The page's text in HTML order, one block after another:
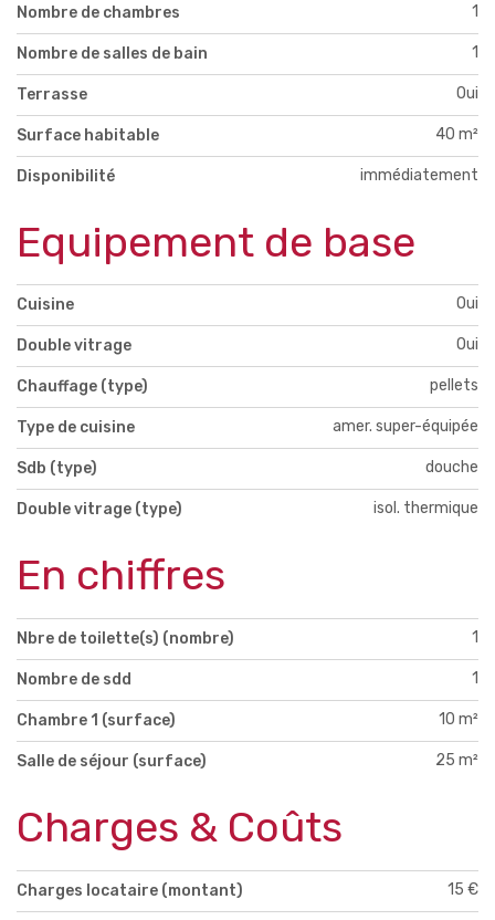
Nombre de chambres 1
Nombre de salles de bain 1
Terrasse Oui
Surface habitable 40 m²
Disponibilité immédiatement
Equipement de base
Cuisine Oui
Double vitrage Oui
Chauffage (type) pellets
Type de cuisine amer. super-équipée
Sdb (type) douche
Double vitrage (type) isol. thermique
En chiffres
Nbre de toilette(s) (nombre) 1
Nombre de sdd 1
Chambre 1 (surface) 10 m²
Salle de séjour (surface) 25 m²
Charges & Coûts
Charges locataire (montant) 15 €